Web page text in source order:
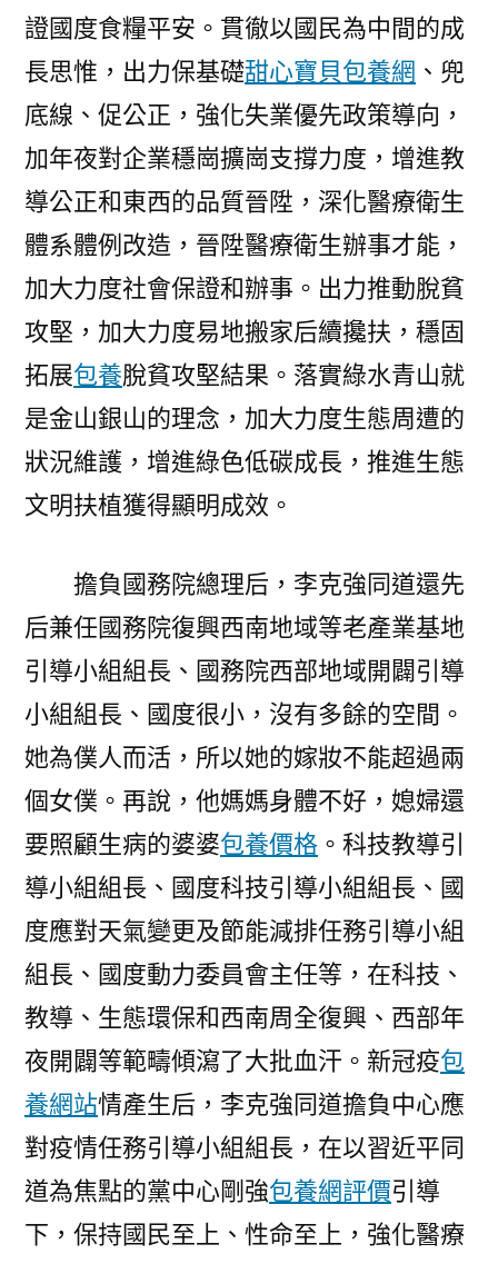
證國度食糧平安。貫徹以國民為中間的成
長思惟，出力保基礎甜心寶貝包養網 、兜
底線、促公正，強化失業優先政策導向，
加年夜對企業穩崗擴崗支撐力度，增進教
導公正和東西的品質晉陞，深化醫療衛生
體系體例改造，晉陞醫療衛生辦事才能，
加大力度社會保證和辦事。出力推動脫貧
攻堅，加大力度易地搬家后續攙扶，穩固
拓展包養脫貧攻堅結果。落實綠水青山就
是金山銀山的理念，加大力度生態周遭的
狀況維護，增進綠色低碳成長，推進生態
文明扶植獲得顯明成效。
擔負國務院總理后，李克強同道還先
后兼任國務院復興西南地域等老產業基地
引導小組組長、國務院西部地域開闢引導
小組組長、國度很小，沒有多餘的空間。
她為僕人而活，所以她的嫁妝不能超過兩
個女僕。再說，他媽媽身體不好，媳婦還
要照顧生病的婆婆包養價格 。科技教導引
導小組組長、國度科技引導小組組長、國
度應對天氣變更及節能減排任務引導小組
組長、國度動力委員會主任等，在科技、
教導、生態環保和西南周全復興、西部年
夜開闢等範疇傾瀉了大批血汗。新冠疫包
養網站情產生后，李克強同道擔負中心應
對疫情任務引導小組組長，在以習近平同
道為焦點的黨中心剛強包養網評價引導
下，保持國民至上、性命至上，強化醫療